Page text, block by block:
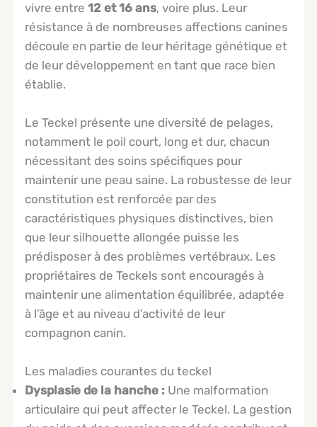
vivre entre12 et 16 ans, voire plus. Leur
résistance à de nombreuses affections canines
découle en partie de leur héritage génétique et
de leur développement en tant que race bien
établie.
Le Teckel présente une diversité de pelages,
notamment le poil court, long et dur, chacun
nécessitant des soins spécifiques pour
maintenir une peau saine. La robustesse de leur
constitution est renforcée par des
caractéristiques physiques distinctives, bien
que leur silhouette allongée puisse les
prédisposer à des problèmes vertébraux. Les
propriétaires de Teckels sont encouragés à
maintenir une alimentation équilibrée, adaptée
à l’âge et au niveau d’activité de leur
compagnon canin.
Les maladies courantes du teckel
Dysplasie de la hanche : Une malformation
articulaire qui peut affecter le Teckel. La gestion